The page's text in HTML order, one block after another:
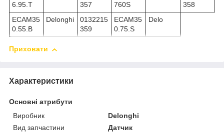
6.95.T
357
760S
358
ECAM35
0.55.B
Delonghi
0132215
359
ECAM35
0.75.S
Delo
Приховати
Характеристики
Основні атрибути
Виробник
Delonghi
Вид запчастини
Датчик